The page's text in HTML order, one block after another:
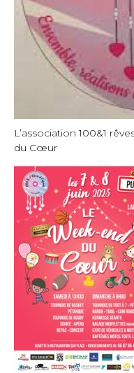
L’association 100&1
du Cœur